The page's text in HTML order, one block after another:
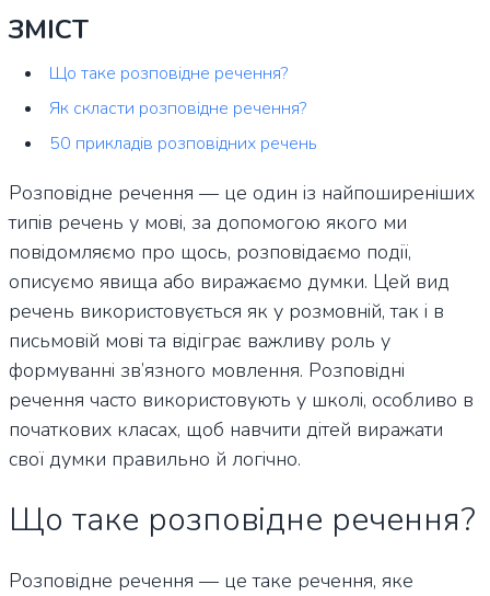
ЗМІСТ
Що таке розповідне речення?
Як скласти розповідне речення?
50 прикладів розповідних речень
Розповідне речення — це один із найпоширеніших
типів речень у мові, за допомогою якого ми
повідомляємо про щось, розповідаємо події,
описуємо явища або виражаємо думки. Цей вид
речень використовується як у розмовній, так і в
письмовій мові та відіграє важливу роль у
формуванні зв’язного мовлення. Розповідні
речення часто використовують у школі, особливо в
початкових класах, щоб навчити дітей виражати
свої думки правильно й логічно.
Що таке розповідне речення?
Розповідне речення — це таке речення, яке